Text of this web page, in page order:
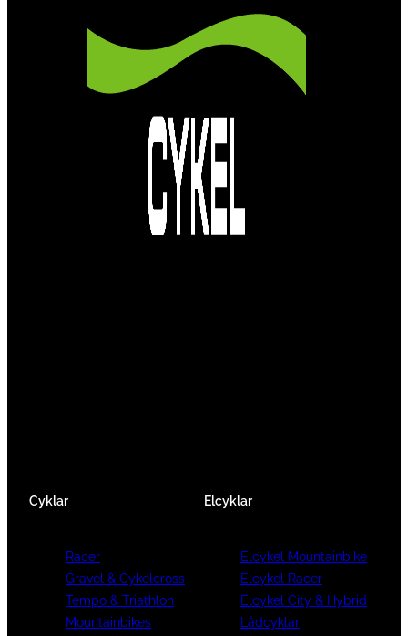
Cyklar
Racer
Gravel & Cykelcross
Tempo & Triathlon
Mountainbikes
Elcyklar
Elcykel Mountainbike
Elcykel Racer
Elcykel City & Hybrid
Lådcyklar